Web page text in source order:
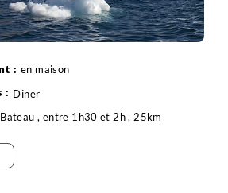
en maison
Diner
Bateau , entre 1h30 et 2h , 25km